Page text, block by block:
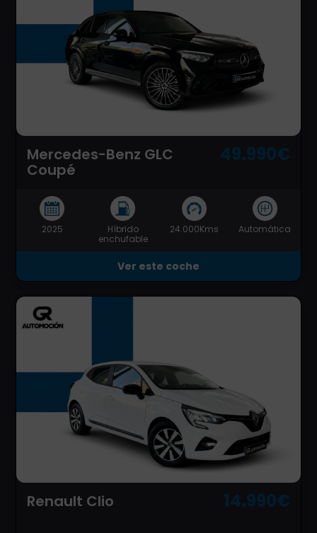
Mercedes-Benz GLC
Coupé
49.990€
2025
Híbrido
enchufable
24.000Kms Automática
Ver este coche
Renault Clio 14.990€